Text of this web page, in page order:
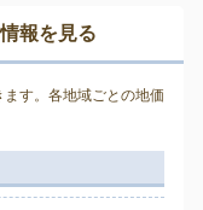
報を見る
す。各地域ごとの地価